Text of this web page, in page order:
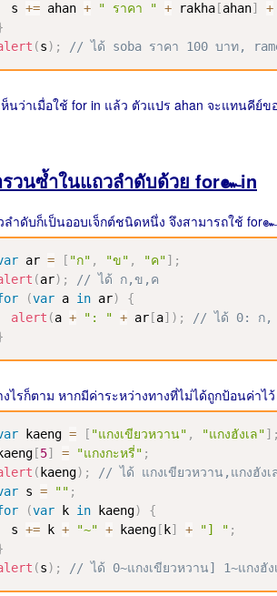
s
+= ahan + " ราคา " + rakha [ahan] +
(s) ; // ได้ soba ราคา 100 บาท,
ห็นว่าเมื่อใช้ for in แล้ว ตัวแปร ahan จะแทนคีย์
รวนซ้ำในแถวลำดับด้วย for๛in
ลำดับก็เป็นออบเจ็กต์ชนิดหนึ่ง จึงสามารถใช้ for
ar = [ "ก" , "ข" , "ค"] ;
(ar) ;
// ได้ ก,ข,ค
(var a in ar)
{
alert (a + ": " + ar [a] ) ;
// ได้ 0: ก,
งไรก็ตาม หากมีค่าระหว่างทางที่ไม่ได้ถูกป้อนค่าไ
kaeng = [ "แกงเขียวหวาน" , "แกงฮังเล"] ;
kaeng [5] = "แกงกะหรี่" ;
( kaeng) ;
// ได้ แกงเขียวหวาน,แกงฮัง
s = "" ;
(var k in kaeng)
{
s
+= k + "~" + kaeng [ k] + "] " ;
(s) ; // ได้ 0~แกงเขียวหวาน] 1~แกงฮัง